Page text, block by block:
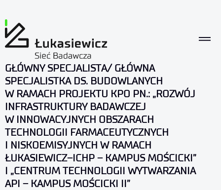
GŁÓWNY SPECJALISTA/ GŁÓWNA
SPECJALISTKA DS. BUDOWLANYCH
W RAMACH PROJEKTU KPO PN.: „ROZWÓJ
INFRASTRUKTURY BADAWCZEJ
W INNOWACYJNYCH OBSZARACH
TECHNOLOGII FARMACEUTYCZNYCH
I NISKOEMISYJNYCH W RAMACH
ŁUKASIEWICZ–ICHP – KAMPUS MOŚCICKI”
I „CENTRUM TECHNOLOGII WYTWARZANIA
API – KAMPUS MOŚCICKI II”